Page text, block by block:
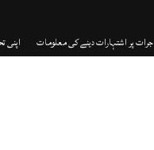
جرات پر اشتہارات دینے کی معلومات اپنی